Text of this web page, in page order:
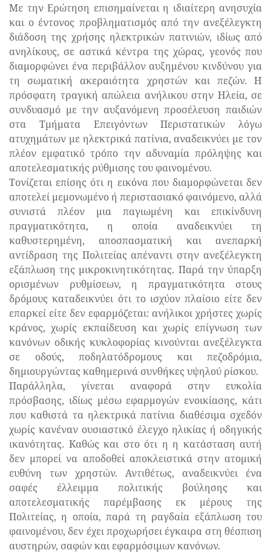
Με την Ερώτηση επισημαίνεται η ιδιαίτερη ανησυχία
και ο έντονος προβληματισμός από την ανεξέλεγκτη
διάδοση της χρήσης ηλεκτρικών πατινιών, ιδίως από
ανηλίκους, σε αστικά κέντρα της χώρας, γεονός που
διαμορφώνει ένα περιβάλλον αυξημένου κινδύνου για
τη σωματική ακεραιότητα χρηστών και πεζών. Η
πρόσφατη τραγική απώλεια ανήλικου στην Ηλεία, σε
συνδυασμό με την αυξανόμενη προσέλευση παιδιών
στα Τμήματα Επειγόντων Περιστατικών λόγω
ατυχημάτων με ηλεκτρικά πατίνια, αναδεικνύει με τον
πλέον εμφατικό τρόπο την αδυναμία πρόληψης και
αποτελεσματικής ρύθμισης του φαινομένου.
Τονίζεται επίσης ότι η εικόνα που διαμορφώνεται δεν
αποτελεί μεμονωμένο ή περιστασιακό φαινόμενο, αλλά
συνιστά πλέον μια παγιωμένη και επικίνδυνη
πραγματικότητα, η οποία αναδεικνύει τη
καθυστερημένη, αποσπασματική και ανεπαρκή
αντίδραση της Πολιτείας απέναντι στην ανεξέλεγκτη
εξάπλωση της μικροκινητικότητας. Παρά την ύπαρξη
ορισμένων ρυθμίσεων, η πραγματικότητα στους
δρόμους καταδεικνύει ότι το ισχύον πλαίσιο είτε δεν
επαρκεί είτε δεν εφαρμόζεται: ανήλικοι χρήστες χωρίς
κράνος, χωρίς εκπαίδευση και χωρίς επίγνωση των
κανόνων οδικής κυκλοφορίας κινούνται ανεξέλεγκτα
σε οδούς, ποδηλατόδρομους και πεζοδρόμια,
δημιουργώντας καθημερινά συνθήκες υψηλού ρίσκου.
Παράλληλα, γίνεται αναφορά στην ευκολία
πρόσβασης, ιδίως μέσω εφαρμογών ενοικίασης, κάτι
που καθιστά τα ηλεκτρικά πατίνια διαθέσιμα σχεδόν
χωρίς κανέναν ουσιαστικό έλεγχο ηλικίας ή οδηγικής
ικανότητας. Καθώς και στο ότι η η κατάσταση αυτή
δεν μπορεί να αποδοθεί αποκλειστικά στην ατομική
ευθύνη των χρηστών. Αντιθέτως, αναδεικνύει ένα
σαφές έλλειμμα πολιτικής βούλησης και
αποτελεσματικής παρέμβασης εκ μέρους της
Πολιτείας, η οποία, παρά τη ραγδαία εξάπλωση του
φαινομένου, δεν έχει προχωρήσει έγκαιρα στη θέσπιση
αυστηρών, σαφών και εφαρμόσιμων κανόνων.